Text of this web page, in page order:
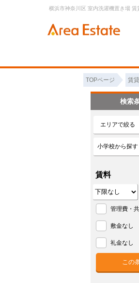
横浜市神奈川区 室内洗濯機置き場 賃
TOPページ 賃
検索
エリアで絞る
小学校から探す
賃料
管理費・
敷金なし
礼金なし